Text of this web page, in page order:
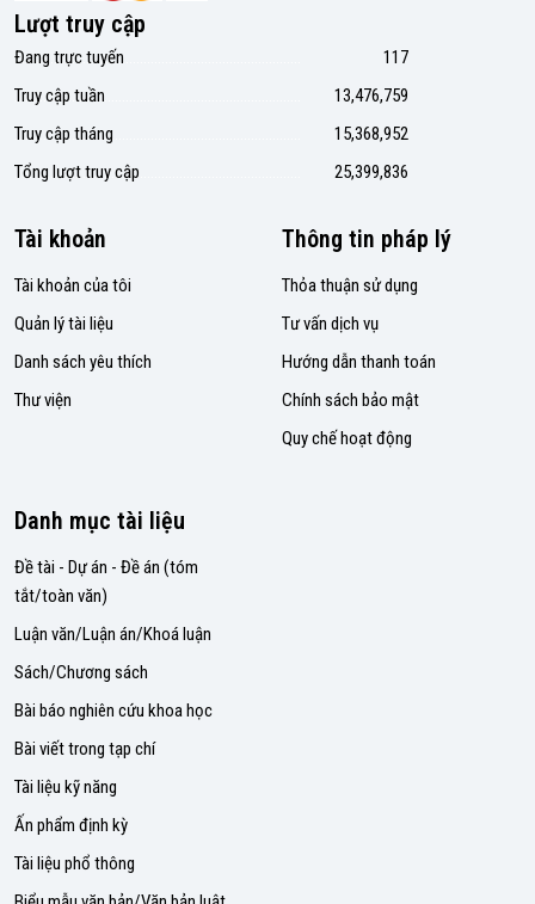
Lượt truy cập
Đang trực tuyến
117
Truy cập tuần
13,476,759
Truy cập tháng
15,368,952
Tổng lượt truy cập
25,399,836
Tài khoản
Tài khoản của tôi
Quản lý tài liệu
Danh sách yêu thích
Thư viện
Thông tin pháp lý
Thỏa thuận sử dụng
Tư vấn dịch vụ
Hướng dẫn thanh toán
Chính sách bảo mật
Quy chế hoạt động
Danh mục tài liệu
Đề tài - Dự án - Đề án (tóm
tắt/toàn văn)
Luận văn/Luận án/Khoá luận
Sách/Chương sách
Bài báo nghiên cứu khoa học
Bài viết trong tạp chí
Tài liệu kỹ năng
Ấn phẩm định kỳ
Tài liệu phổ thông